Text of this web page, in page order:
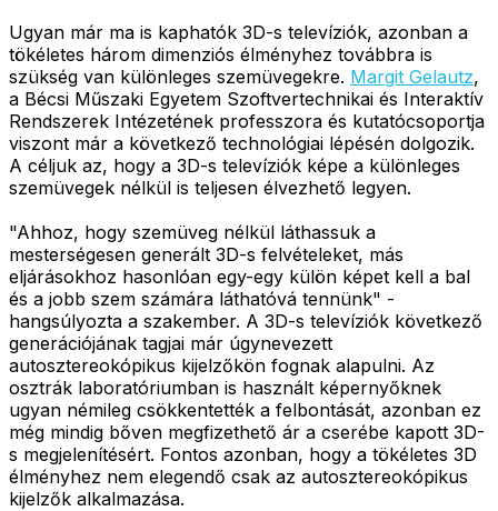
Ugyan már ma is kaphatók 3D-s televíziók, azonban a
tökéletes három dimenziós élményhez továbbra is
szükség van különleges szemüvegekre. Margit Gelautz,
a Bécsi Műszaki Egyetem Szoftvertechnikai és Interaktív
Rendszerek Intézetének professzora és kutatócsoportja
viszont már a következő technológiai lépésén dolgozik.
A céljuk az, hogy a 3D-s televíziók képe a különleges
szemüvegek nélkül is teljesen élvezhető legyen.
"Ahhoz, hogy szemüveg nélkül láthassuk a
mesterségesen generált 3D-s felvételeket, más
eljárásokhoz hasonlóan egy-egy külön képet kell a bal
és a jobb szem számára láthatóvá tennünk" -
hangsúlyozta a szakember. A 3D-s televíziók következő
generációjának tagjai már úgynevezett
autosztereokópikus kijelzőkön fognak alapulni. Az
osztrák laboratóriumban is használt képernyőknek
ugyan némileg csökkentették a felbontását, azonban ez
még mindig bőven megfizethető ár a cserébe kapott 3D-
s megjelenítésért. Fontos azonban, hogy a tökéletes 3D
élményhez nem elegendő csak az autosztereokópikus
kijelzők alkalmazása.